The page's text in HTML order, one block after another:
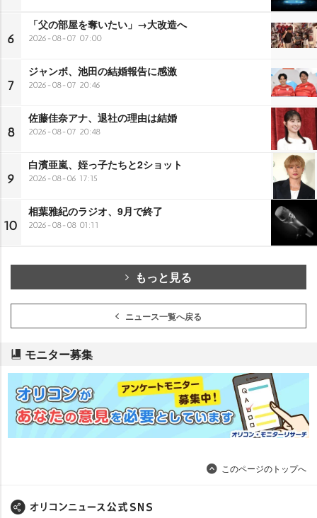
6
「父の部屋を奪いたい」→大改造へ
2026-08-07 07:00
7
ジャンボ、池田の結婚報告に感激
2026-08-07 20:46
8
佐藤佳奈アナ、退社の理由は結婚
2026-08-07 20:48
9
白濱亜嵐、姪っ子たちと2ショット
2026-08-06 17:15
10
相葉雅紀のラジオ、9月で終了
2026-08-08 01:11
もっと見る
ニュース一覧へ戻る
モニター募集
このページのトップへ